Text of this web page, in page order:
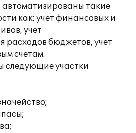
такие
как: учет финансовых и
учет
расходов бюджетов, учет
счетам.
следующие участки